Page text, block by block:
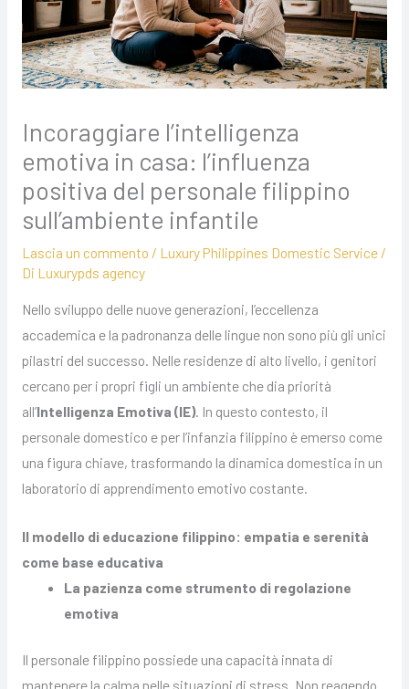
Incoraggiare l’intelligenza
emotiva in casa: l’influenza
positiva del personale filippino
sull’ambiente infantile
Lascia un commento / Luxury Philippines Domestic Service/
Di Luxurypds agency
Nello sviluppo delle nuove generazioni, l’eccellenza
accademica e la padronanza delle lingue non sono più gli unici
pilastri del successo. Nelle residenze di alto livello, i genitori
cercano per i propri figli un ambiente che dia priorità
all’Intelligenza Emotiva (IE). In questo contesto, il
personale domestico e per l’infanzia filippino è emerso come
una figura chiave, trasformando la dinamica domestica in un
laboratorio di apprendimento emotivo costante.
Il modello di educazione filippino: empatia e serenità
come base educativa
La pazienza come strumento di regolazione
emotiva
Il personale filippino possiede una capacità innata di
mantenere la calma nelle situazioni di stress. Non reagendo